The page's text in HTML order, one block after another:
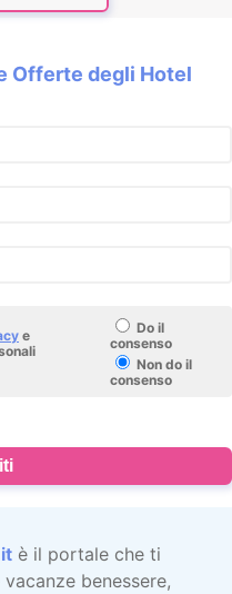
Offerte degli Hotel
e
Do il
consenso
Non do il
consenso
è il portale che ti
benessere,